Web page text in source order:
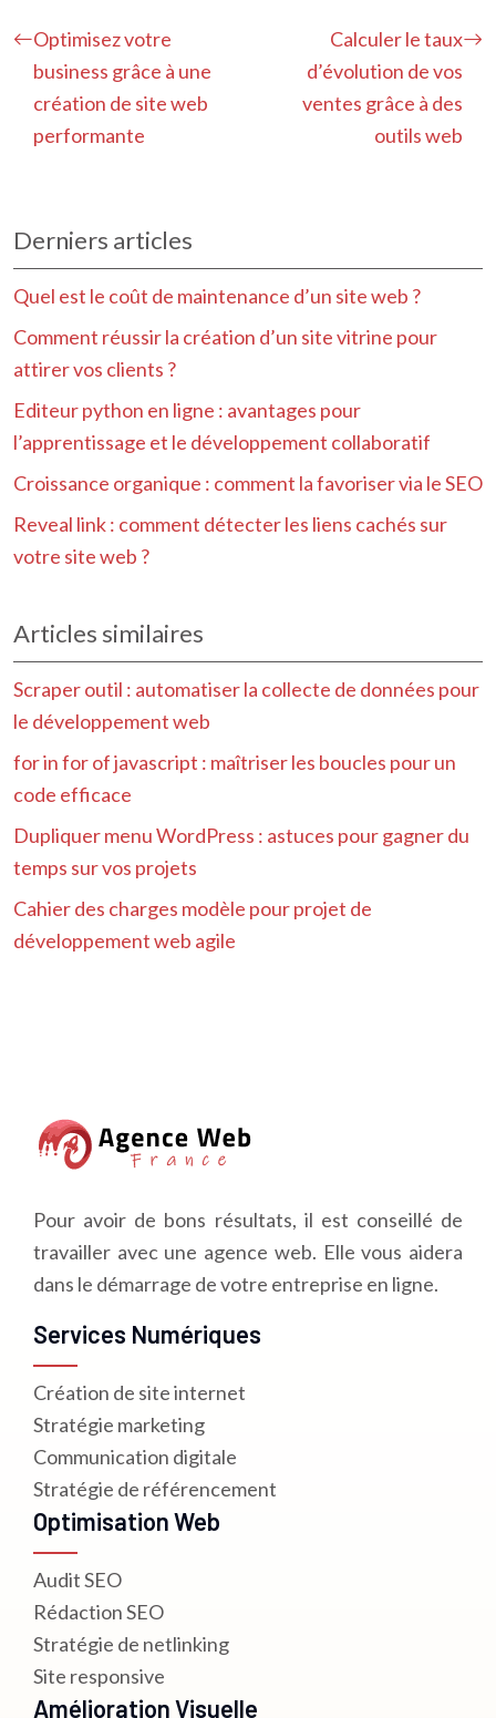
Optimisez votre
business grâce à une
création de site web
performante
Calculer le taux
d’évolution de vos
ventes grâce à des
outils web
Derniers articles
Quel est le coût de maintenance d’un site web ?
Comment réussir la création d’un site vitrine pour
attirer vos clients ?
Editeur python en ligne : avantages pour
l’apprentissage et le développement collaboratif
Croissance organique : comment la favoriser via le SEO
Reveal link : comment détecter les liens cachés sur
votre site web ?
Articles similaires
Scraper outil : automatiser la collecte de données pour
le développement web
for in for of javascript : maîtriser les boucles pour un
code efficace
Dupliquer menu WordPress : astuces pour gagner du
temps sur vos projets
Cahier des charges modèle pour projet de
développement web agile
Pour avoir de bons résultats, il est conseillé de
travailler avec une agence web. Elle vous aidera
dans le démarrage de votre entreprise en ligne.
Services Numériques
Création de site internet
Stratégie marketing
Communication digitale
Stratégie de référencement
Optimisation Web
Audit SEO
Rédaction SEO
Stratégie de netlinking
Site responsive
Amélioration Visuelle